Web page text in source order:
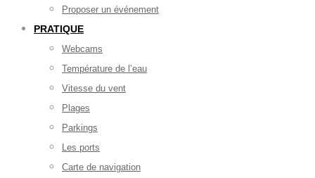
Proposer un événement
PRATIQUE
Webcams
Température de l’eau
Vitesse du vent
Plages
Parkings
Les ports
Carte de navigation